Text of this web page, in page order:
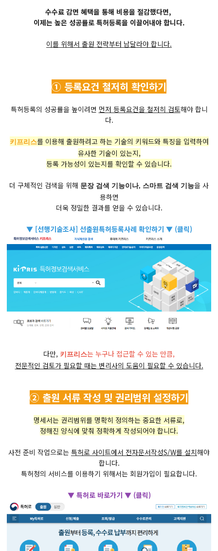
수수료 감면 혜택을 통해 비용을 절감했다면,
이제는 높은 성공률로 특허등록을 이끌어내야 합니다.
이를 위해서 출원 전략부터 남달라야 합니다.
① 등록요건 철저히 확인하기
특허등록의 성공률을 높이려면 먼저 등록요건을 철저히 검토해야 합니
다.
키프리스를 이용해 출원하려고 하는 기술의 키워드와 특징을 입력하여
유사한 기술이 있는지,
등록 가능성이 있는지를 확인할 수 있습니다.
더 구체적인 검색을 위해 문장 검색 기능이나, 스마트 검색 기능을 사
용하면
더욱 정밀한 결과를 얻을 수 있습니다.
▼ [선행기술조사] 선출원특허등록사례 확인하기 ▼ (클릭)
다만, 키프리스는 누구나 접근할 수 있는 만큼,
전문적인 검토가 필요할 때는 변리사의 도움이 필요할 수 있습니다.
② 출원 서류 작성 및 권리범위 설정하기
명세서는 권리범위를 명확히 정의하는 중요한 서류로,
정해진 양식에 맞춰 정확하게 작성되어야 합니다.
사전 준비 작업으로는 특허로 사이트에서 전자문서작성S/W를 설치해야
합니다.
​특허청의 서비스를 이용하기 위해서는 회원가입이 필요합니다.
▼ 특허로 바로가기 ▼ (클릭)